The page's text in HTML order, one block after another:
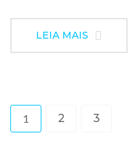
LEIA MAIS
1 2 3